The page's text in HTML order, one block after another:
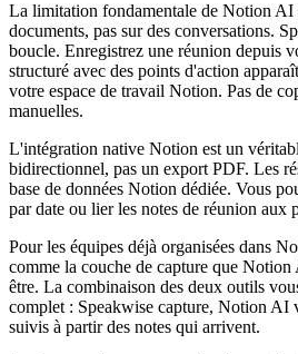
La limitation fondamentale de Notion AI
documents, pas sur des conversations.
boucle. Enregistrez une réunion depuis
structuré avec des points d'action
votre espace de travail Notion. Pas de
manuelles.
L'intégration native Notion est un
bidirectionnel, pas un export PDF. Les
base de données Notion dédiée. Vous
par date ou lier les notes de réunion aux
Pour les équipes déjà organisées dans
comme la couche de capture que Notion
être. La combinaison des deux outils
complet : Speakwise capture, Notion AI
suivis à partir des notes qui arrivent.